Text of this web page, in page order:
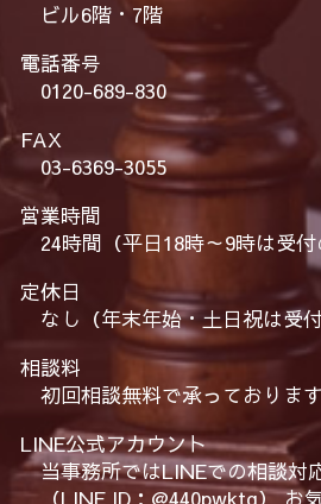
ビル6階・7階
電話番号
0120-689-830
FAX
03-6369-3055
営業時間
24時間（平日18時～9時は受
定休日
なし（年末年始・土日祝は受付
相談料
初回相談無料で承っております
LINE公式アカウント
当事務所ではLINEでの相談対
（LINE ID： @440pwktq） お